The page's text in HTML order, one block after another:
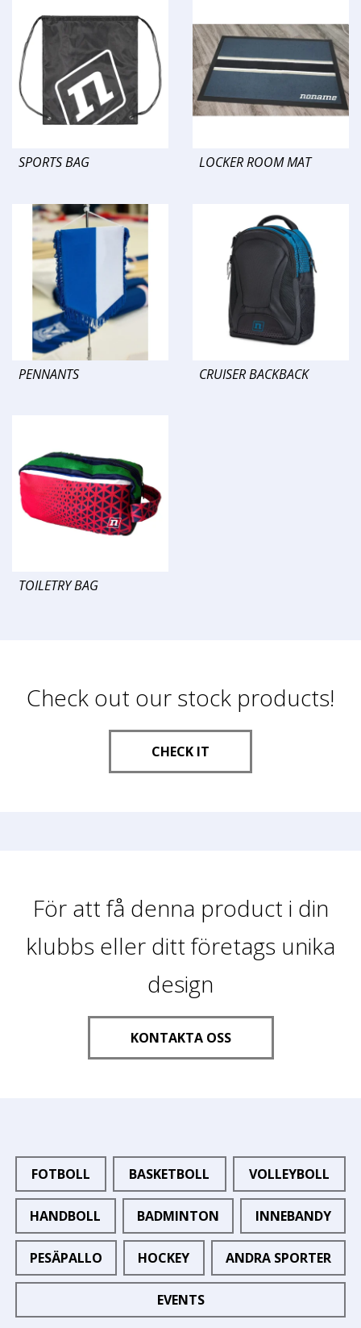
SPORTS BAG LOCKER ROOM MAT
PENNANTS CRUISER BACKBACK
TOILETRY BAG
Check out our stock products!
CHECK IT
För att få denna product i din
klubbs eller ditt företags unika
design
KONTAKTA OSS
FOTBOLL BASKETBOLL VOLLEYBOLL
HANDBOLL BADMINTON INNEBANDY
PESÄPALLO HOCKEY ANDRA SPORTER
EVENTS